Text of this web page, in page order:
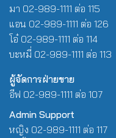
มา 02-989-1111 ต่อ 115
แอน 02-989-1111 ต่อ 126
โอ๋ 02-989-1111 ต่อ 114
บะหมี่ 02-989-1111 ต่อ 113
ผู้จัดการฝ่ายขาย
อีฟ 02-989-1111 ต่อ 107
Admin Support
หญิง 02-989-1111 ต่อ 117